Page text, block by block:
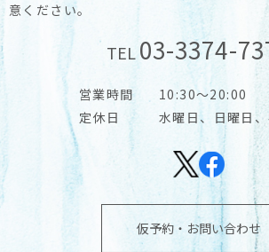
意ください。
TEL03-3374-
営業時間
10:30～20:00
定休日
水曜日、日曜日
仮予約・お問い合わせ